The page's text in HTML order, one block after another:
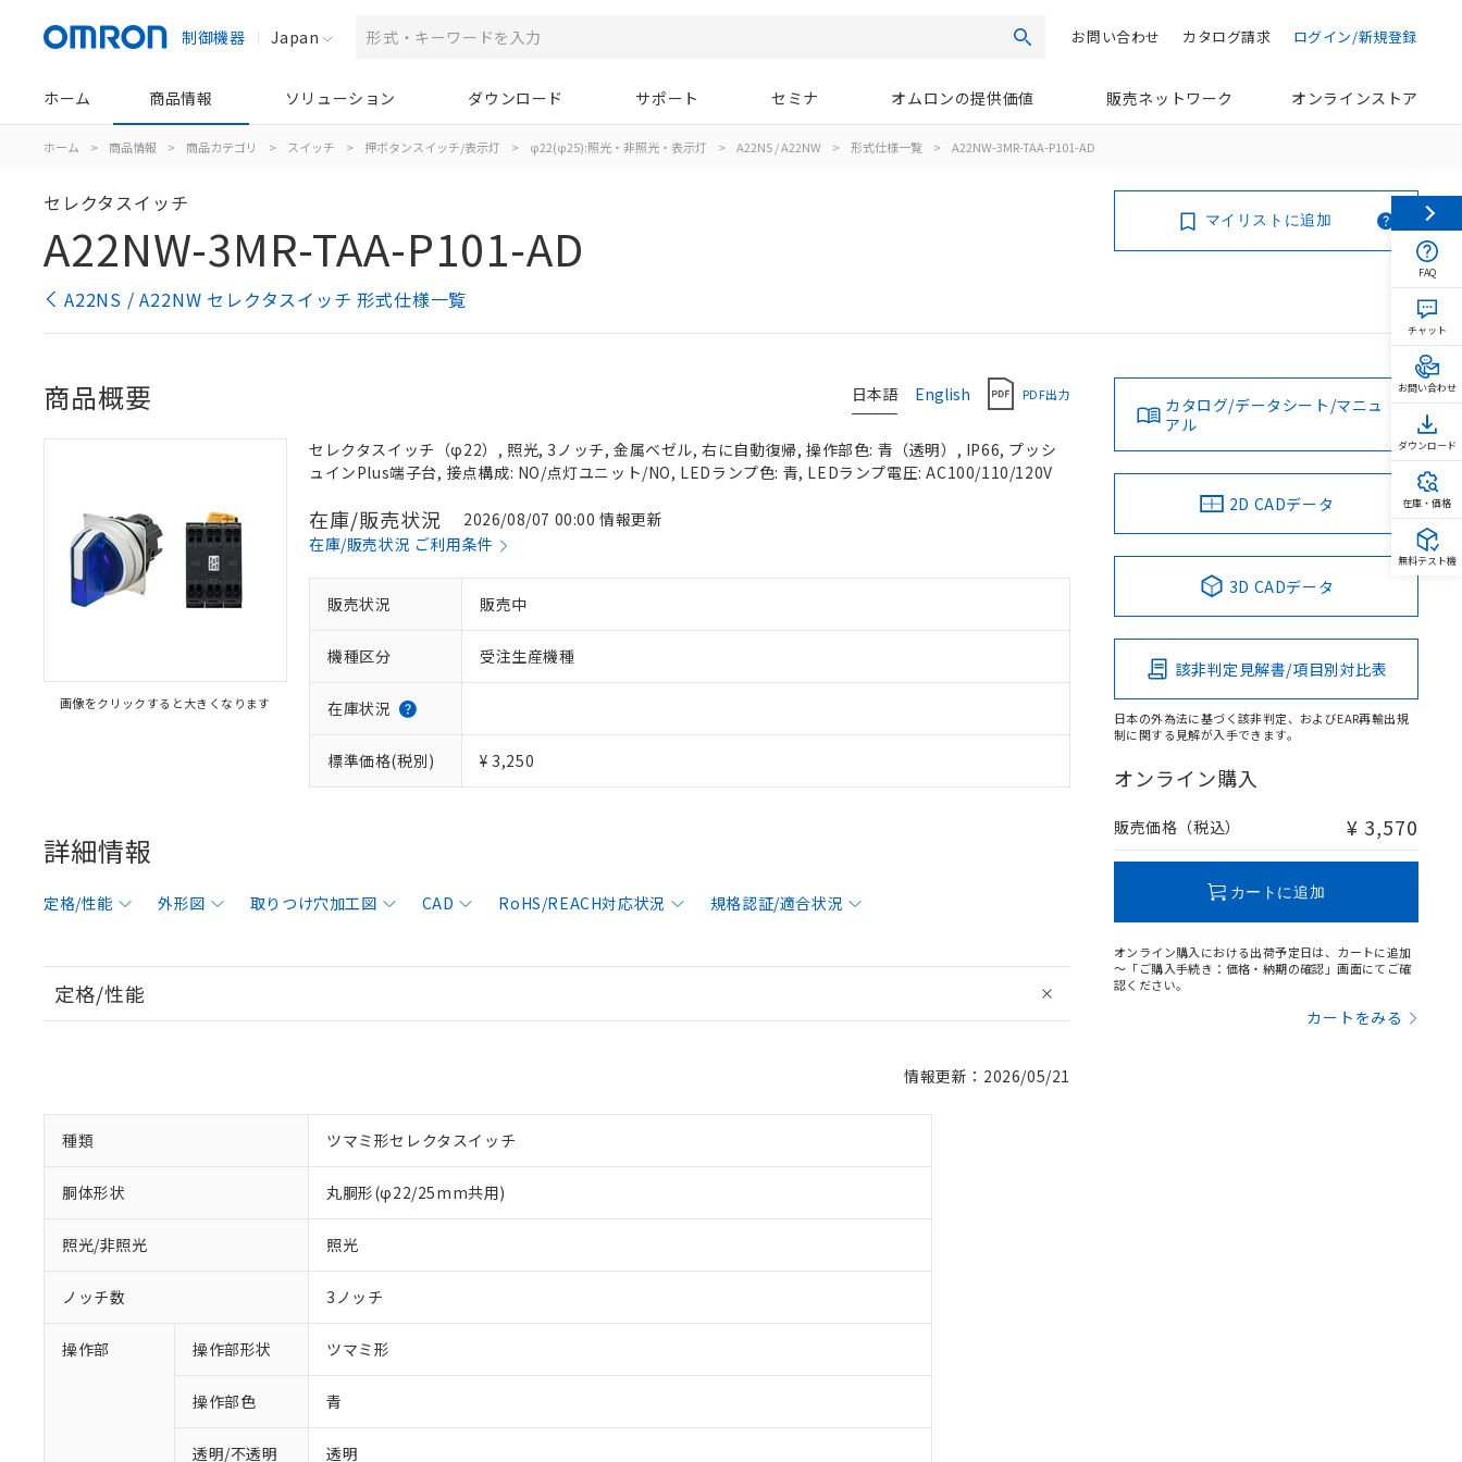
制御機器 Japan 検索 ログイン/新規登録
カタログ請求
お問い合わせ
ホーム 商品情報 ソリューション ダウンロード サポート セミナ オムロンの提供価値 販売ネットワーク オンラインストア
ホーム > 商品情報 > 商品カテゴリ > スイッチ > 押ボタンスイッチ/表示灯 > φ22(φ25):照光・非照光・表示灯 > A22NS / A22NW > 形式仕様一覧 > A22NW-3MR-TAA-P101-AD
セレクタスイッチ
A22NW-3MR-TAA-P101-AD
A22NS / A22NW セレクタスイッチ 形式仕様一覧
マイリストに追加
日本語 English PDF出力
商品概要
画像をクリックすると大きくなります
セレクタスイッチ（φ22）, 照光, 3ノッチ, 金属ベゼル, 右に自動復帰, 操作部色: 青（透明）, IP66, プッシ
ュインPlus端子台, 接点構成: NO/点灯ユニット/NO, LEDランプ色: 青, LEDランプ電圧: AC100/110/120V
在庫/販売状況
2026/08/07 00:00 情報更新
在庫/販売状況 ご利用条件
販売状況 販売中
機種区分 受注生産機種
在庫状況
標準価格(税別) ¥ 3,250
詳細情報
定格/性能 外形図 取りつけ穴加工図 CAD RoHS/REACH対応状況 規格認証/適合状況
定格/性能
情報更新：2026/05/21
種類 ツマミ形セレクタスイッチ
胴体形状 丸胴形(φ22/25mm共用)
照光/非照光 照光
ノッチ数 3ノッチ
操作部 操作部形状 ツマミ形
操作部色 青
透明/不透明 透明
カタログ/データシート/マニュ
アル
2D CADデータ
3D CADデータ
該非判定見解書/項目別対比表
日本の外為法に基づく該非判定、およびEAR再輸出規
制に関する見解が入手できます。
オンライン購入
販売価格（税込） ¥ 3,570
カートに追加
オンライン購入における出荷予定日は、カートに追加
～「ご購入手続き：価格・納期の確認」画面にてご確
認ください。
カートをみる
FAQ
チャット
お問い合わせ
ダウンロード
在庫・価格
無料テスト機